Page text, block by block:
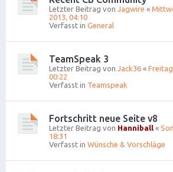
Letzter Beitrag von Jagwire «
2013, 04:10
Verfasst in General
TeamSpeak 3
Letzter Beitrag von Jack36 «
00:22
Verfasst in Teamspeak
Fortschritt neue Seite v8
Letzter Beitrag von Hanniball «
18:31
Verfasst in Wünsche & Vorschläge